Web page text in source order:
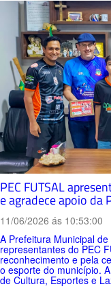
PEC FUTSAL
e agradece apoio da
11/06/2026 ás 10:53:00
A Prefeitura Municipal
representantes do PEC
reconhecimento e pela
o esporte do município.
de Cultura, Esportes e